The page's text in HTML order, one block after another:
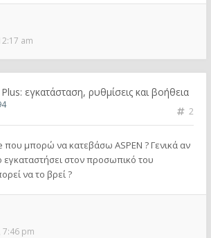
am
εγκατάσταση, ρυθμίσεις και βοήθεια
2
που μπορώ να κατεβάσω ASPEN ? Γενικά αν
εγκαταστήσει στον προσωπικό του
να το βρεί ?
pm